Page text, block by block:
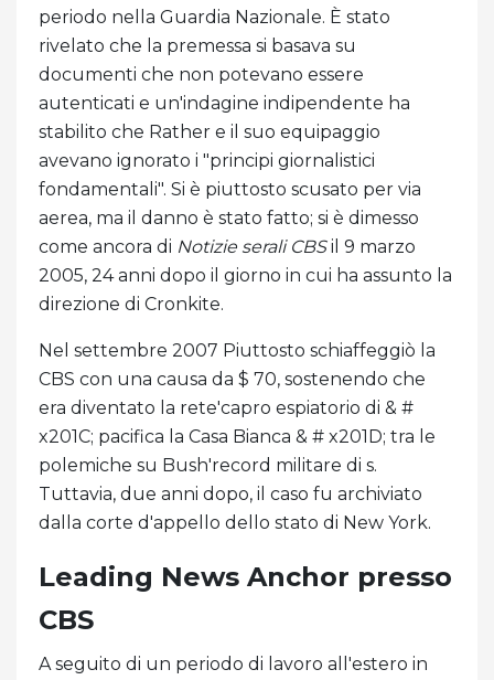
periodo nella Guardia Nazionale. È stato
rivelato che la premessa si basava su
documenti che non potevano essere
autenticati e un'indagine indipendente ha
stabilito che Rather e il suo equipaggio
avevano ignorato i "principi giornalistici
fondamentali". Si è piuttosto scusato per via
aerea, ma il danno è stato fatto; si è dimesso
come ancora di Notizie serali CBSil 9 marzo
2005, 24 anni dopo il giorno in cui ha assunto la
direzione di Cronkite.
Nel settembre 2007 Piuttosto schiaffeggiò la
CBS con una causa da $ 70, sostenendo che
era diventato la rete'capro espiatorio di & #
x201C; pacifica la Casa Bianca & # x201D; tra le
polemiche su Bush'record militare di s.
Tuttavia, due anni dopo, il caso fu archiviato
dalla corte d'appello dello stato di New York.
Leading News Anchor presso
CBS
A seguito di un periodo di lavoro all'estero in